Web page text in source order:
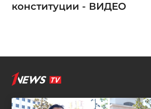
конституции - ВИДЕО